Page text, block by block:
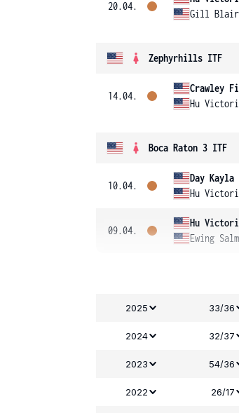
20.04.
Gill Blair
Zephyrhills ITF
14.04.
Crawley
Hu
Boca Raton 3 ITF
10.04.
Day Kayla
Hu
09.04.
Hu
Ewing
2025 33/36
2024 32/37
2023 54/36
2022 26/17